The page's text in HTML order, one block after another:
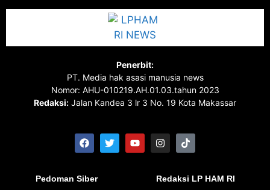
Penerbit:
PT. Media hak asasi manusia news
Nomor: AHU-010219.AH.01.03.tahun 2023
Redaksi: Jalan Kandea 3 lr 3 No. 19 Kota Makassar
Pedoman Siber Redaksi LP HAM RI